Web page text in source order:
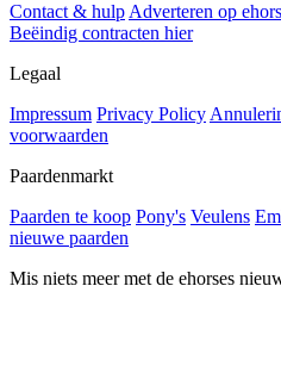
Contact & hulp Adverteren op
Beëindig contracten hier
Legaal
Impressum Privacy Policy
voorwaarden
Paardenmarkt
Paarden te koop Pony's Veulens
nieuwe paarden
Mis niets meer met de ehorses